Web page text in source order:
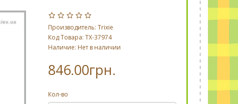
Производитель: Trixie
Код Товара: TX-37974
Наличие: Нет в наличии
846.00грн.
Кол-во